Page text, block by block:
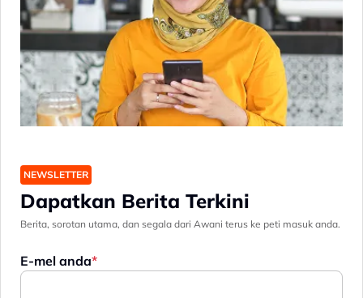
NEWSLETTER
Dapatkan Berita Terkini
Berita, sorotan utama, dan segala dari Awani terus ke peti masuk anda.
E-mel anda